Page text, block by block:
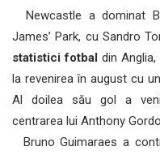
Newcastle a dominat
James’ Park, cu Sandro
statistici fotbal din
la revenirea în august cu
Al doilea său gol a
centrarea lui Anthony
Bruno Guimaraes a